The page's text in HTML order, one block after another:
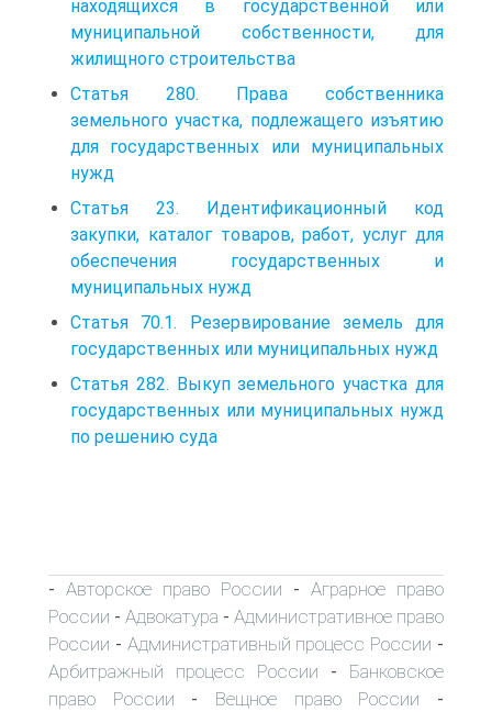
находящихся в государственной или
муниципальной собственности, для
жилищного строительства
Статья 280. Права собственника
земельного участка, подлежащего изъятию
для государственных или муниципальных
нужд
Статья 23. Идентификационный код
закупки, каталог товаров, работ, услуг для
обеспечения государственных и
муниципальных нужд
Статья 70.1. Резервирование земель для
государственных или муниципальных нужд
Статья 282. Выкуп земельного участка для
государственных или муниципальных нужд
по решению суда
- Авторское право России - Аграрное право
России - Адвокатура - Административное право
России - Административный процесс России -
Арбитражный процесс России - Банковское
право России - Вещное право России -